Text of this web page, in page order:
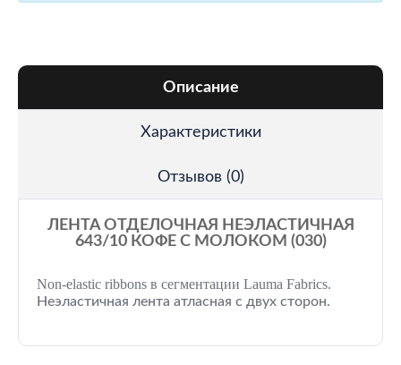
Описание
Характеристики
Отзывов (0)
ЛЕНТА ОТДЕЛОЧНАЯ НЕЭЛАСТИЧНАЯ
643/10 КОФЕ С МОЛОКОМ (030)
Non-elastic ribbons в сегментации Lauma Fabrics.
Неэластичная лента атласная с двух сторон.